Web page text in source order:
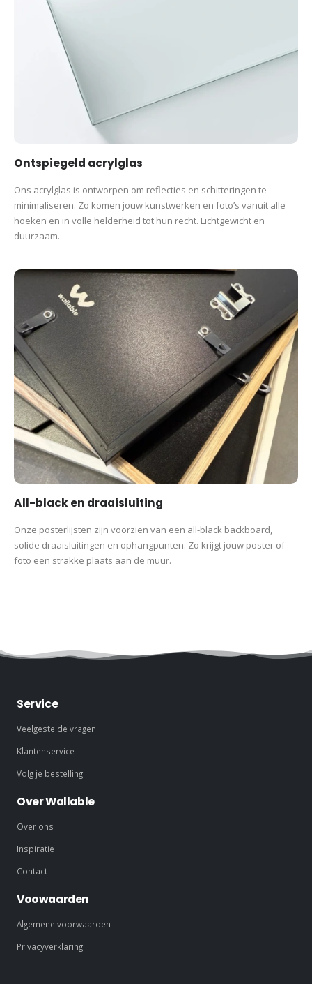
Ontspiegeld acrylglas
Ons acrylglas is ontworpen om reflecties en schitteringen te
minimaliseren. Zo komen jouw kunstwerken en foto’s vanuit alle
hoeken en in volle helderheid tot hun recht. Lichtgewicht en
duurzaam.
All-black en draaisluiting
Onze posterlijsten zijn voorzien van een all-black backboard,
solide draaisluitingen en ophangpunten. Zo krijgt jouw poster of
foto een strakke plaats aan de muur.
Service
Veelgestelde vragen
Klantenservice
Volg je bestelling
Over Wallable
Over ons
Inspiratie
Contact
Voowaarden
Algemene voorwaarden
Privacyverklaring